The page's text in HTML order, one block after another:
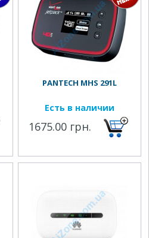
PANTECH MHS 291L
Есть в наличии
1675.00 грн.